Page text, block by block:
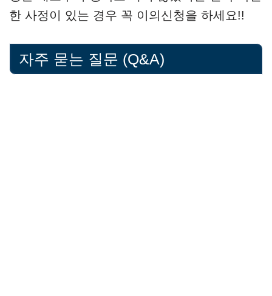
한 사정이 있는 경우 꼭 이의신청을 하세요!!
자주 묻는 질문 (Q&A)